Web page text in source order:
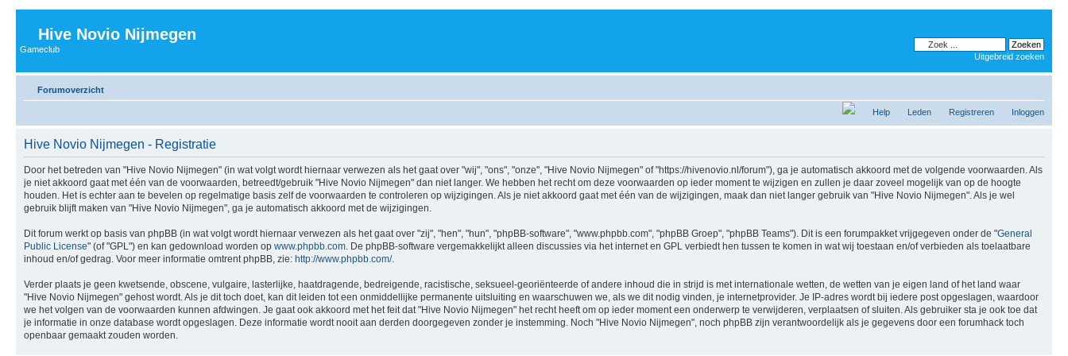
Hive Novio Nijmegen
Gameclub
Uitgebreid zoeken
Forumoverzicht
Help Leden Registreren Inloggen
Hive Novio Nijmegen - Registratie
Door het betreden van "Hive Novio Nijmegen" (in wat volgt wordt hiernaar verwezen als het gaat over "wij", "ons", "onze", "Hive Novio Nijmegen" of "https://hivenovio.nl/forum"), ga je automatisch akkoord met de volgende voorwaarden. Als
je niet akkoord gaat met één van de voorwaarden, betreedt/gebruik "Hive Novio Nijmegen" dan niet langer. We hebben het recht om deze voorwaarden op ieder moment te wijzigen en zullen je daar zoveel mogelijk van op de hoogte
houden. Het is echter aan te bevelen op regelmatige basis zelf de voorwaarden te controleren op wijzigingen. Als je niet akkoord gaat met één van de wijzigingen, maak dan niet langer gebruik van "Hive Novio Nijmegen". Als je wel
gebruik blijft maken van "Hive Novio Nijmegen", ga je automatisch akkoord met de wijzigingen.
Dit forum werkt op basis van phpBB (in wat volgt wordt hiernaar verwezen als het gaat over "zij", "hen", "hun", "phpBB-software", "www.phpbb.com", "phpBB Groep", "phpBB Teams"). Dit is een forumpakket vrijgegeven onder de "General
Public License" (of "GPL") en kan gedownload worden op www.phpbb.com . De phpBB-software vergemakkelijkt alleen discussies via het internet en GPL verbiedt hen tussen te komen in wat wij toestaan en/of verbieden als toelaatbare
inhoud en/of gedrag. Voor meer informatie omtrent phpBB, zie: http://www.phpbb.com/.
Verder plaats je geen kwetsende, obscene, vulgaire, lasterlijke, haatdragende, bedreigende, racistische, seksueel-georiënteerde of andere inhoud die in strijd is met internationale wetten, de wetten van je eigen land of het land waar
"Hive Novio Nijmegen" gehost wordt. Als je dit toch doet, kan dit leiden tot een onmiddellijke permanente uitsluiting en waarschuwen we, als we dit nodig vinden, je internetprovider. Je IP-adres wordt bij iedere post opgeslagen, waardoor
we het volgen van de voorwaarden kunnen afdwingen. Je gaat ook akkoord met het feit dat "Hive Novio Nijmegen" het recht heeft om op ieder moment een onderwerp te verwijderen, verplaatsen of sluiten. Als gebruiker sta je ook toe dat
je informatie in onze database wordt opgeslagen. Deze informatie wordt nooit aan derden doorgegeven zonder je instemming. Noch "Hive Novio Nijmegen", noch phpBB zijn verantwoordelijk als je gegevens door een forumhack toch
openbaar gemaakt zouden worden.